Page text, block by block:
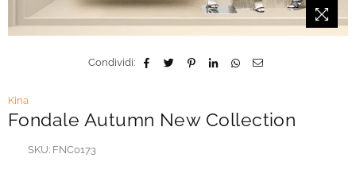
Condividi:
Kina
Fondale Autumn New Collection
SKU: FNC0173